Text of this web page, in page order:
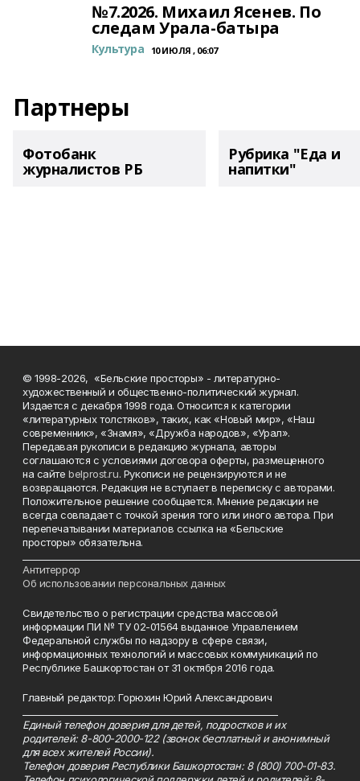
№7.2026. Михаил Ясенев. По
следам Урала-батыра
Культура 10 ИЮЛЯ , 06:07
Партнеры
Фотобанк
журналистов РБ
Рубрика "Еда и
напитки"
© 1998-2026, «Бельские просторы» - литературно-
художественный и общественно-политический журнал.
Издается с декабря 1998 года. Относится к категории
«литературных толстяков», таких, как «Новый мир», «Наш
современник», «Знамя», «Дружба народов», «Урал».
Передавая рукописи в редакцию журнала, авторы
соглашаются с условиями договора оферты, размещенного
на сайтеbelprost.ru. Рукописи не рецензируются и не
возвращаются. Редакция не вступает в переписку с авторами.
Положительное решение сообщается. Мнение редакции не
всегда совпадает с точкой зрения того или иного автора. При
перепечатывании материалов ссылка на «Бельские
просторы» обязательна.
Антитеррор
Об использовании персональных данных
Свидетельство о регистрации средства массовой
информации ПИ № ТУ 02-01564 выданное Управлением
Федеральной службы по надзору в сфере связи,
информационных технологий и массовых коммуникаций по
Республике Башкортостан от 31 октября 2016 года.
Главный редактор: Горюхин Юрий Александрович
Единый телефон доверия для детей, подростков и их
родителей: 8-800-2000-122 (звонок бесплатный и анонимный
для всех жителей России).
Телефон доверия Республики Башкортостан: 8 (800) 700-01-83.